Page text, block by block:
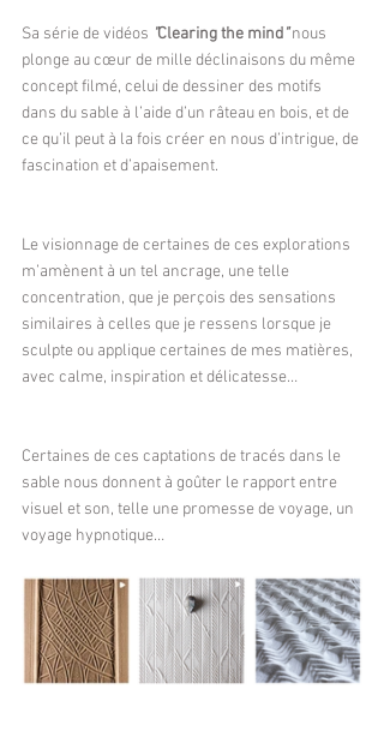
Sa série de vidéos "Clearing the mind" nous
plonge au cœur de mille déclinaisons du même
concept filmé, celui de dessiner des motifs
dans du sable à l’aide d’un râteau en bois, et de
ce qu’il peut à la fois créer en nous d’intrigue, de
fascination et d’apaisement.
Le visionnage de certaines de ces explorations
m’amènent à un tel ancrage, une telle
concentration, que je perçois des sensations
similaires à celles que je ressens lorsque je
sculpte ou applique certaines de mes matières,
avec calme, inspiration et délicatesse…
Certaines de ces captations de tracés dans le
sable nous donnent à goûter le rapport entre
visuel et son, telle une promesse de voyage, un
voyage hypnotique…